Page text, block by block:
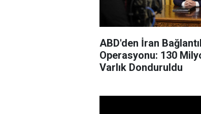
ABD'den İran
Operasyonu: 130
Varlık Donduruldu